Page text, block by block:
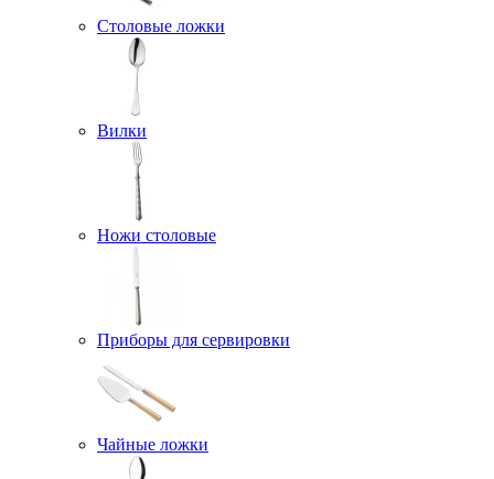
Столовые ложки
Вилки
Ножи столовые
Приборы для сервировки
Чайные ложки